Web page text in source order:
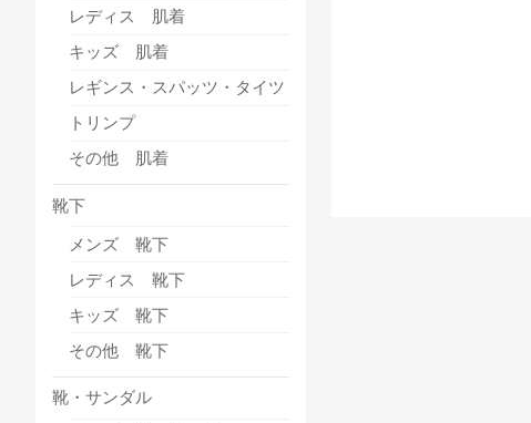
レディス 肌着
キッズ 肌着
レギンス・スパッツ・タイツ
トリンプ
その他 肌着
靴下
メンズ 靴下
レディス 靴下
キッズ 靴下
その他 靴下
靴・サンダル